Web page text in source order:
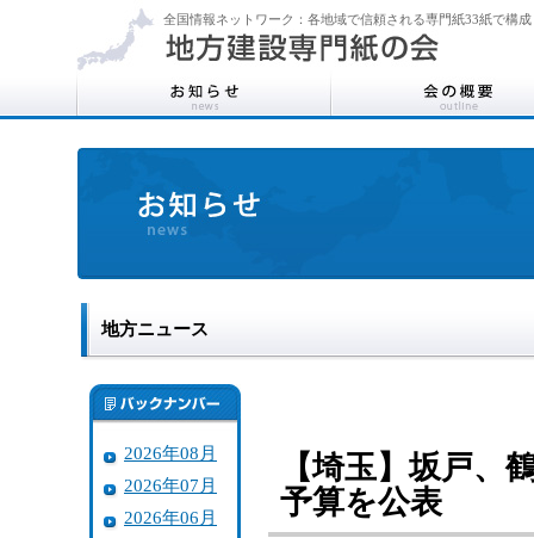
全国情報ネットワーク：各地域で信頼される専門紙33紙で構成
地方ニュース
2026年08月
2026年07月
2026年06月
【埼玉】坂戸
予算を公表